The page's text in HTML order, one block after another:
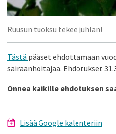
Ruusun tuoksu tekee juhlan!
Tästä pääset ehdottamaan
sairaanhoitajaa. Ehdotukset
Onnea kaikille ehdotuksen
Lisää Google kalenteriin